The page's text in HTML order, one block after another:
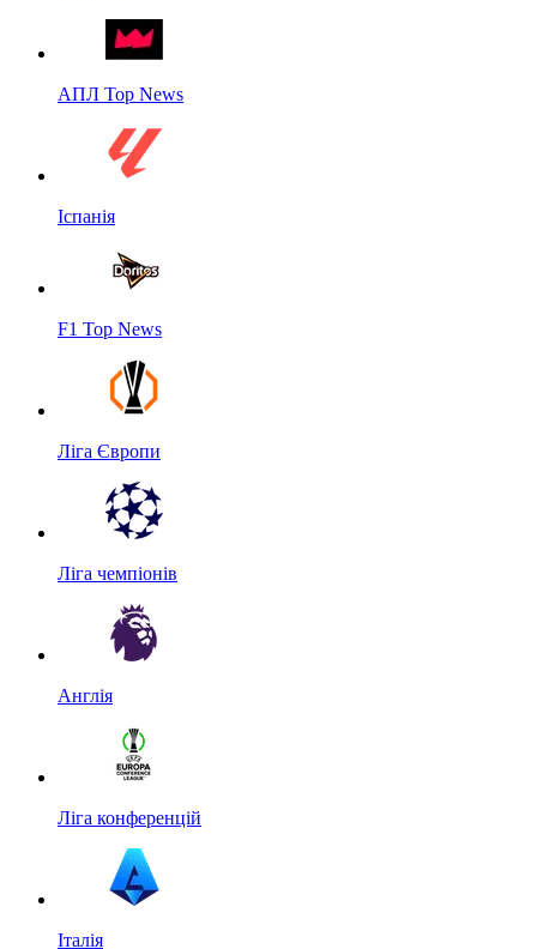
АПЛ Top News
Іспанія
F1 Top News
Ліга Європи
Ліга чемпіонів
Англія
Ліга конференцій
Італія